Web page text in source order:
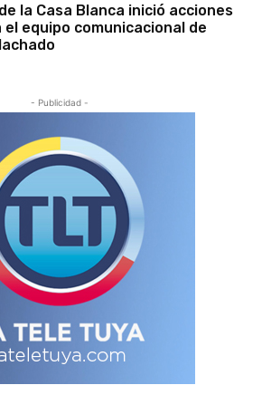
la Casa Blanca inició acciones
equipo comunicacional de
- Publicidad -